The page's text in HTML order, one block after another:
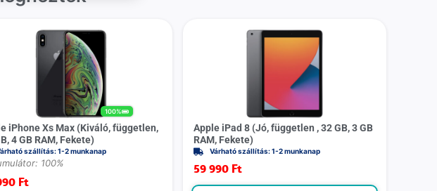
100%
iPhone Xs Max (Kiváló, független,
4 GB RAM, Fekete)
szállítás: 1-2 munkanap
100%
Ft
Apple iPad 8 (Jó, független , 32 GB, 3 GB
RAM, Fekete)
Várható szállítás: 1-2 munkanap
59 990 Ft